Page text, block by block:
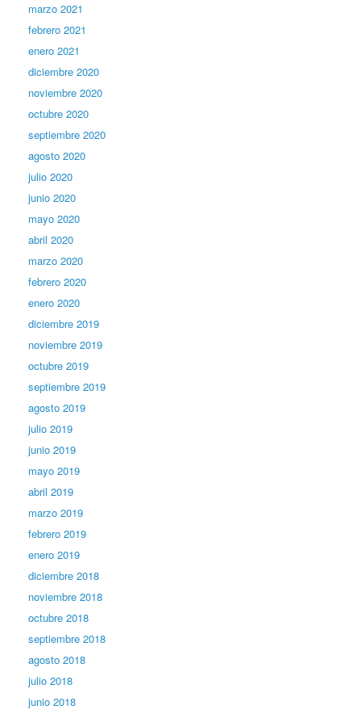
marzo 2021
febrero 2021
enero 2021
diciembre 2020
noviembre 2020
octubre 2020
septiembre 2020
agosto 2020
julio 2020
junio 2020
mayo 2020
abril 2020
marzo 2020
febrero 2020
enero 2020
diciembre 2019
noviembre 2019
octubre 2019
septiembre 2019
agosto 2019
julio 2019
junio 2019
mayo 2019
abril 2019
marzo 2019
febrero 2019
enero 2019
diciembre 2018
noviembre 2018
octubre 2018
septiembre 2018
agosto 2018
julio 2018
junio 2018